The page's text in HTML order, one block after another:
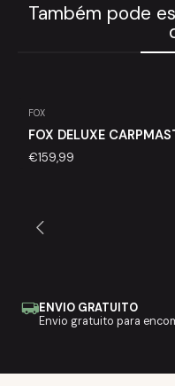
Também pode
FOX
FOX DELUXE
€159,99
ENVIO GRATUITO
Envio gratuito para